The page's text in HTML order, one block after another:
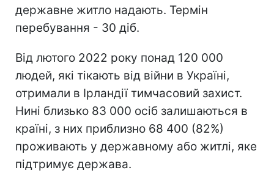
державне житло надають. Термін
перебування - 30 діб.
Від лютого 2022 року понад 120 000
людей, які тікають від війни в Україні,
отримали в Ірландії тимчасовий захист.
Нині близько 83 000 осіб залишаються в
країні, з них приблизно 68 400 (82%)
проживають у державному або житлі, яке
підтримує держава.